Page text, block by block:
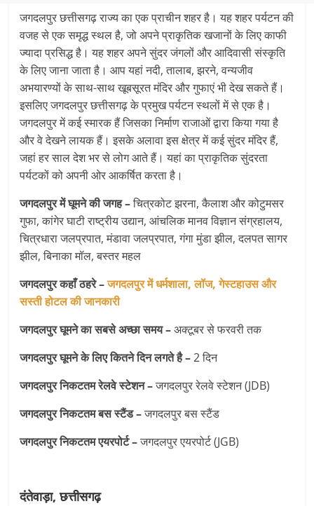
जगदलपुर छत्तीसगढ़ राज्य का एक प्राचीन शहर है। यह शहर पर्यटन की
वजह से एक समृद्ध स्थल है, जो अपने प्राकृतिक खजानों के लिए काफी
ज्यादा प्रसिद्ध है। यह शहर अपने सुंदर जंगलों और आदिवासी संस्कृति
के लिए जाना जाता है। आप यहां नदी, तालाब, झरने, वन्यजीव
अभयारण्यों के साथ-साथ खूबसूरत मंदिर और गुफाएं भी देख सकते हैं।
इसलिए जगदलपुर छत्तीसगढ़ के प्रमुख पर्यटन स्थलों में से एक है।
जगदलपुर में कई स्मारक हैं जिसका निर्माण राजाओं द्वारा किया गया है
और वे देखने लायक हैं। इसके अलावा इस क्षेत्र में कई सुंदर मंदिर हैं,
जहां हर साल देश भर से लोग आते हैं। यहां का प्राकृतिक सुंदरता
पर्यटकों को अपनी ओर आकर्षित करता है।
जगदलपुर में घूमने की जगह –चित्रकोट झरना, कैलाश और कोटुमसर
गुफा, कांगेर घाटी राष्ट्रीय उद्यान, आंचलिक मानव विज्ञान संग्रहालय,
चित्रधारा जलप्रपात, मंडावा जलप्रपात, गंगा मुंडा झील, दलपत सागर
झील, बिनाका मॉल, बस्तर महल
जगदलपुर कहाँ ठहरे –जगदलपुर में धर्मशाला, लॉज, गेस्टहाउस और
सस्ती होटल की जानकारी
जगदलपुर घूमने का सबसे अच्छा समय –अक्टूबर से फरवरी तक
जगदलपुर घूमने के लिए कितने दिन लगते है –2 दिन
जगदलपुर निकटतम रेलवे स्टेशन –जगदलपुर रेलवे स्टेशन (JDB)
जगदलपुर निकटतम बस स्टैंड –जगदलपुर बस स्टैंड
जगदलपुर निकटतम एयरपोर्ट –जगदलपुर एयरपोर्ट (JGB)
दंतेवाड़ा, छत्तीसगढ़